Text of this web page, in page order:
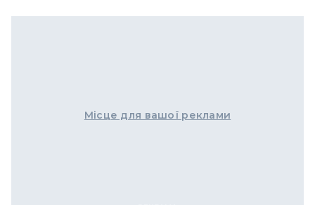
Місце для вашої реклами